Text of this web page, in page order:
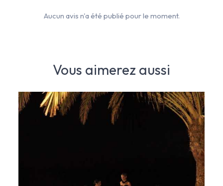
Vous aimerez aussi
Aucun avis n'a été publié pour le moment.